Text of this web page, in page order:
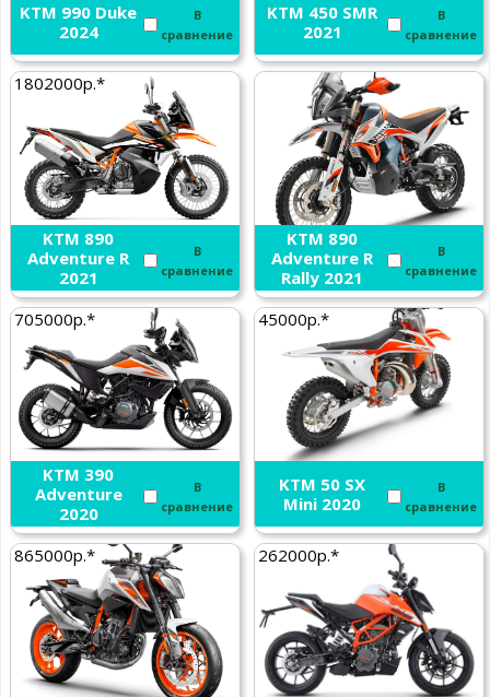
KTM 990 Duke
2024
В
сравнение
KTM 450 SMR
2021
В
сравнение
1802000р.*
KTM 890
Adventure R
2021
В
сравнение
KTM 890
Adventure R
Rally 2021
В
сравнение
705000р.*
KTM 390
Adventure
2020
В
сравнение
45000р.*
KTM 50 SX
Mini 2020
В
сравнение
865000р.* 262000р.*